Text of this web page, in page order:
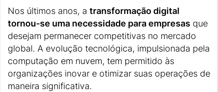
Nos últimos anos, a transformação digital
tornou-se uma necessidade para empresas que
desejam permanecer competitivas no mercado
global. A evolução tecnológica, impulsionada pela
computação em nuvem, tem permitido às
organizações inovar e otimizar suas operações de
maneira significativa.